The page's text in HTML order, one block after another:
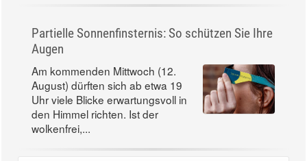
Partielle Sonnenfinsternis: So schützen Sie Ihre
Augen
Am kommenden Mittwoch (12.
August) dürften sich ab etwa 19
Uhr viele Blicke erwartungsvoll in
den Himmel richten. Ist der
wolkenfrei,...